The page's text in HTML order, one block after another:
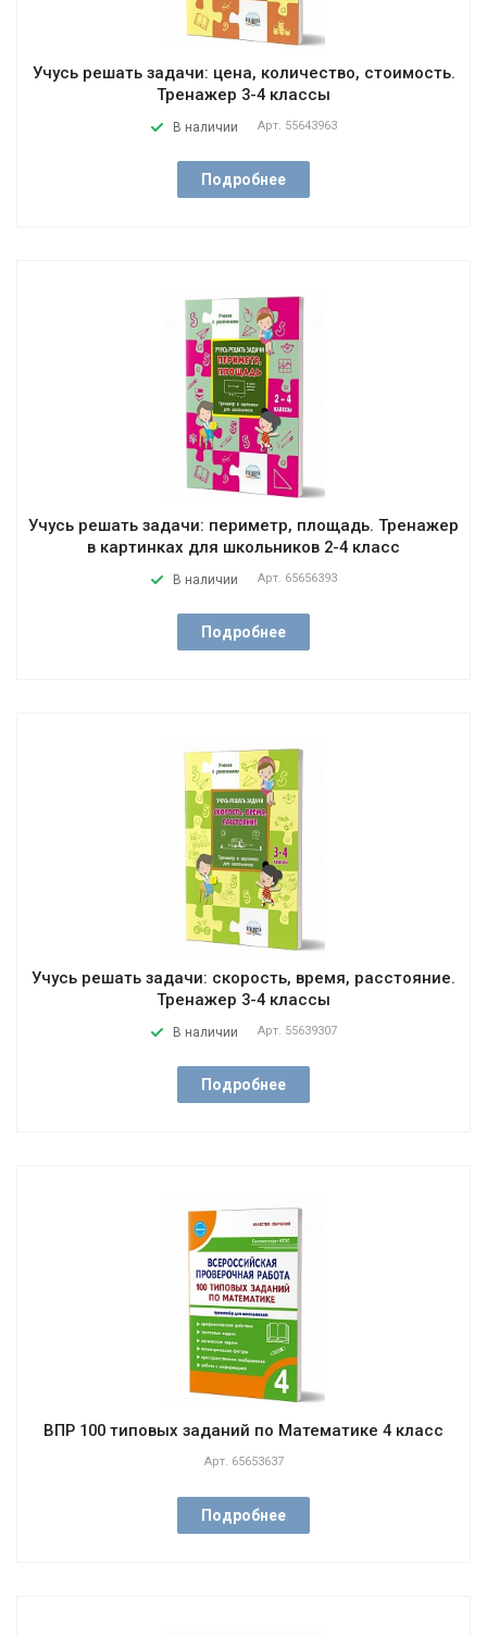
Учусь решать задачи: цена, количество, стоимость.
Тренажер 3-4 классы
В наличии Арт. 55643963
Подробнее
Учусь решать задачи: периметр, площадь. Тренажер
в картинках для школьников 2-4 класс
В наличии Арт. 65656393
Подробнее
Учусь решать задачи: скорость, время, расстояние.
Тренажер 3-4 классы
В наличии Арт. 55639307
Подробнее
ВПР 100 типовых заданий по Математике 4 класс
Арт. 65653637
Подробнее